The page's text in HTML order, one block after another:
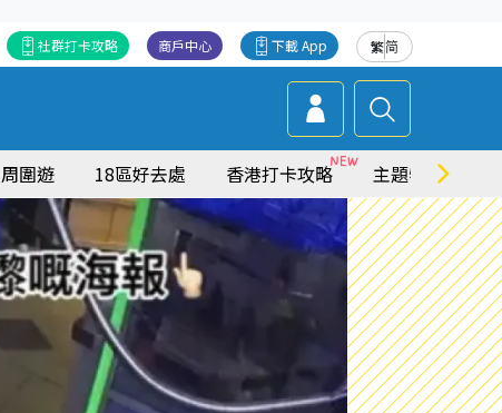
繁简
下載 App
商戶中心
社群打卡攻略
周圍遊 18區好去處 香港打卡攻略 主題特集